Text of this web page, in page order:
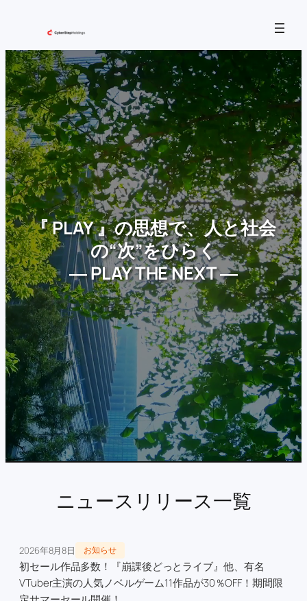
を
ス
キ
ッ
プ
『 PLAY 』の思想で、人と社会
の“次”をひらく
― PLAY THE NEXT ―
ニュースリリース一覧
2026年8月8日 お知らせ
初セール作品多数！『崩課後どっとライブ』他、有名
VTuber主演の人気ノベルゲーム11作品が30％OFF！期間限